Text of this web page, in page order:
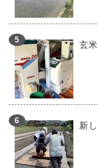
玄
新